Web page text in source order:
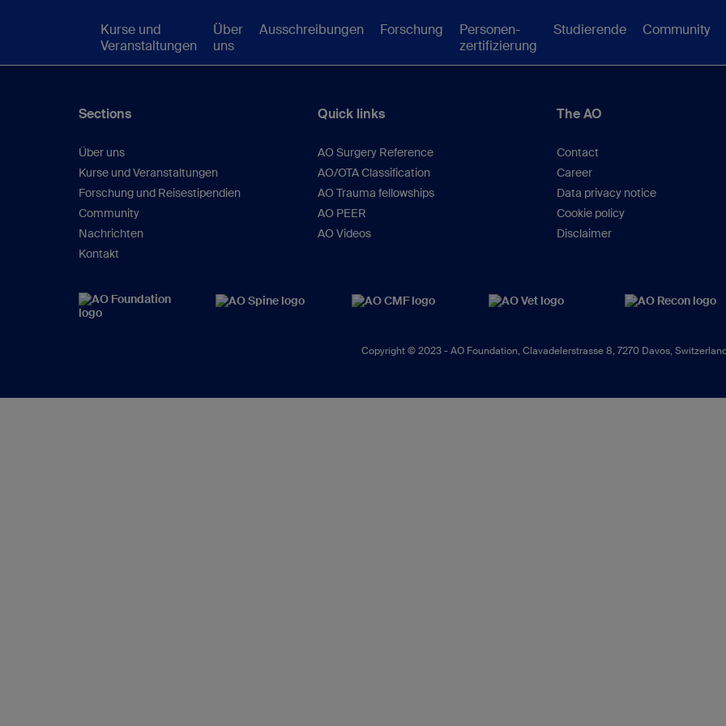
Kurse und
Veranstaltungen
Über
uns
Ausschreibungen Forschung
Personen-
zertifizierung
Studierende Community
Sections
Über uns
Kurse und Veranstaltungen
Forschung und Reisestipendien
Community
Nachrichten
Kontakt
Quick links
AO Surgery Reference
AO/OTA Classification
AO Trauma fellowships
AO PEER
AO Videos
The AO
Contact
Career
Data privacy notice
Cookie policy
Disclaimer
Copyright © 2023 -AO Foundation, Clavadelerstrasse 8, 7270 Davos,